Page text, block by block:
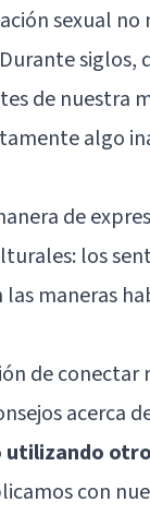
sexual
siglos,
de nuestra
algo
de
los
maneras
de conectar
acerca
con